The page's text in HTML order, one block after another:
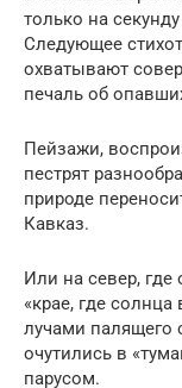
только на
Следующее
охватывают
печаль об
Пейзажи,
пестрят
природе
Кавказ.
Или на север, где
«крае, где
лучами палящего
очутились в
парусом.